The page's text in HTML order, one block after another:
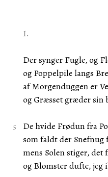
I.
Der synger Fugle, og
og Poppelpile langs
af Morgenduggen er
og Græsset græder sin
De hvide Frødun fra
som faldt der Snefnug
mens Solen stiger, det
og Blomster dufte, jeg